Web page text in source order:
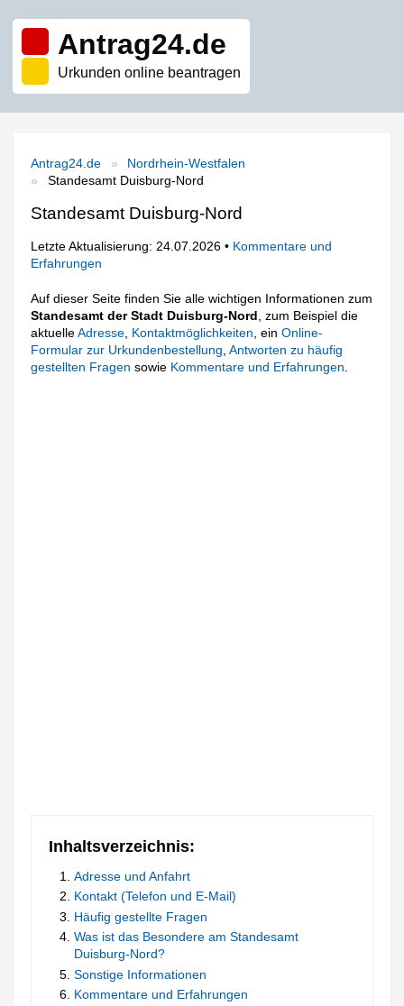
Antrag24.de
Urkunden online beantragen
Antrag24.de
Nordrhein-Westfalen
Standesamt Duisburg-Nord
Standesamt Duisburg-Nord
Letzte Aktualisierung: 24.07.2026 • Kommentare und
Erfahrungen
Auf dieser Seite finden Sie alle wichtigen Informationen zum
Standesamt der Stadt Duisburg-Nord , zum Beispiel die
aktuelleAdresse Kontaktmöglichkeiten , einOnline-
Formular zur Urkundenbestellung ,Antworten zu häufig
gestellten Fragen sowie Kommentare und Erfahrungen
Inhaltsverzeichnis:
Adresse und Anfahrt
Kontakt (Telefon und E-Mail)
Häufig gestellte Fragen
Was ist das Besondere am Standesamt
Duisburg-Nord?
Sonstige Informationen
Kommentare und Erfahrungen